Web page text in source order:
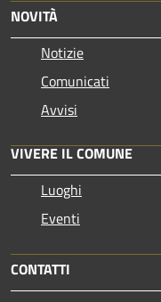
NOVITÀ
Notizie
Comunicati
Avvisi
VIVERE IL COMUNE
Luoghi
Eventi
CONTATTI